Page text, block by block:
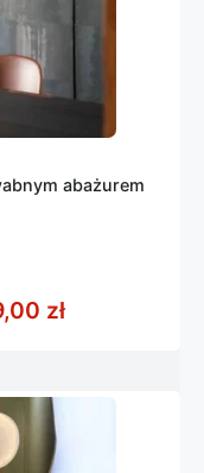
abażurem
złZakres cen: